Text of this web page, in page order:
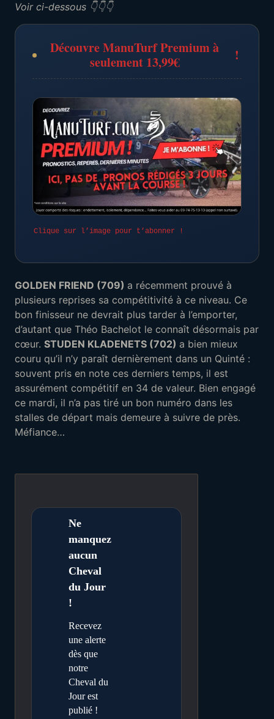
Voir ci-dessous 👇👇👇
Découvre ManuTurf Premium à
seulement 13,99€
!
Clique sur l’image pour t’abonner !
GOLDEN FRIEND (709) a récemment prouvé à
plusieurs reprises sa compétitivité à ce niveau. Ce
bon finisseur ne devrait plus tarder à l’emporter,
d’autant que Théo Bachelot le connaît désormais par
cœur. STUDEN KLADENETS (702) a bien mieux
couru qu’il n’y paraît dernièrement dans un Quinté :
souvent pris en note ces derniers temps, il est
assurément compétitif en 34 de valeur. Bien engagé
ce mardi, il n’a pas tiré un bon numéro dans les
stalles de départ mais demeure à suivre de près.
Méfiance…
Ne
manquez
aucun
Cheval
du Jour
!
Recevez
une alerte
dès que
notre
Cheval du
Jour est
publié !